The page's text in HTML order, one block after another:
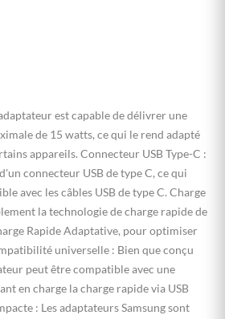
est capable de délivrer une
de 15 watts, ce qui le rend adapté
appareils. Connecteur USB Type-C :
connecteur USB de type C, ce qui
avec les câbles USB de type C. Charge
la technologie de charge rapide de
Rapide Adaptative, pour optimiser
universelle : Bien que conçu
peut être compatible avec une
en charge la charge rapide via USB
: Les adaptateurs Samsung sont